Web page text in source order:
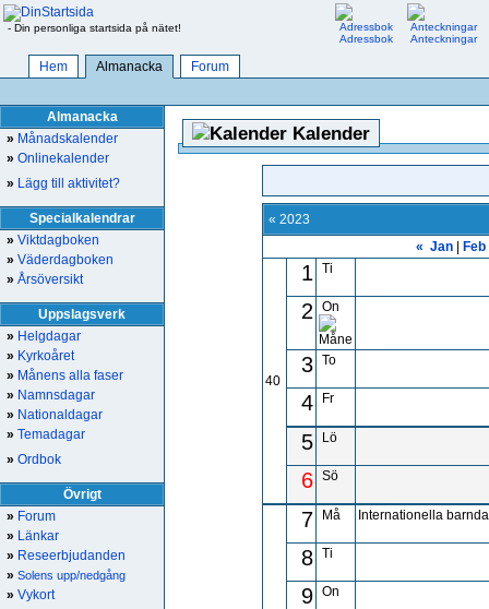
- Din personliga startsida på nätet!
Adressbok
Anteckningar
Hem Almanacka Forum
Almanacka
» Månadskalender
» Onlinekalender
» Lägg till aktivitet?
Specialkalendrar
» Viktdagboken
» Väderdagboken
» Årsöversikt
Uppslagsverk
» Helgdagar
» Kyrkoåret
» Månens alla faser
» Namnsdagar
» Nationaldagar
» Temadagar
» Ordbok
Övrigt
» Forum
» Länkar
» Reseerbjudanden
» Solens upp/nedgång
» Vykort
Kalender
« 2023
« Jan| Feb
40
1 Ti
2 On
3 To
4 Fr
5 Lö
6 Sö
7 Må Internationella
8 Ti
9 On